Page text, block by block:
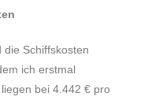
Schiffskosten
ich erstmal
bei 4.442 € pro